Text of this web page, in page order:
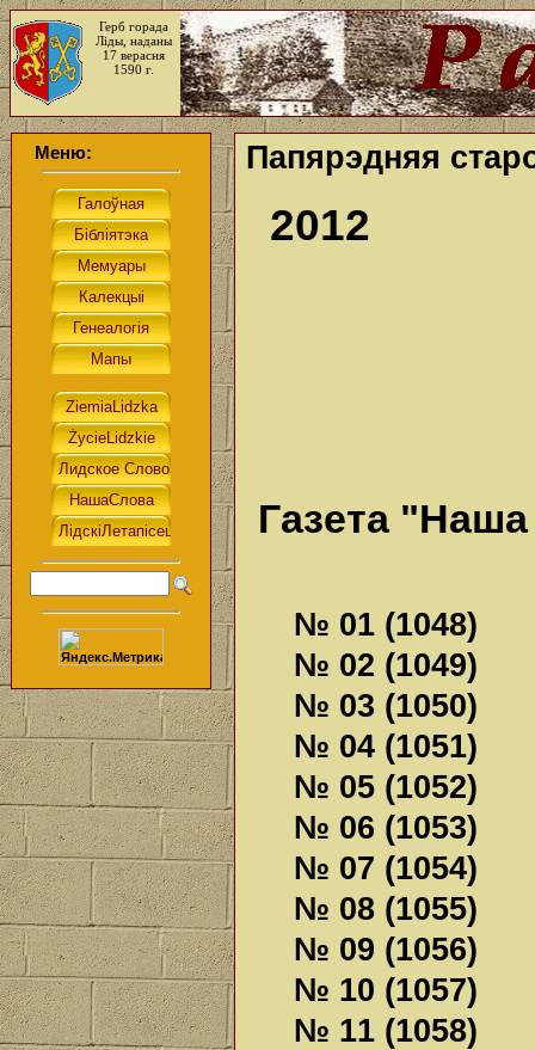
Герб горада
Ліды, наданы
17 верасня
1590 г.
Меню: Папярэдняя
2012
Газета "Наша
№ 01 (1048)
№ 02 (1049)
№ 03 (1050)
№ 04 (1051)
№ 05 (1052)
№ 06 (1053)
№ 07 (1054)
№ 08 (1055)
№ 09 (1056)
№ 10 (1057)
№ 11 (1058)